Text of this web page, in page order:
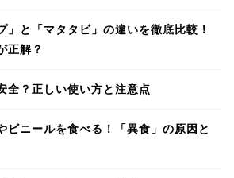
」と「マタタビ」の違いを徹底比較！
正解？
全？正しい使い方と注意点
ビニールを食べる！「異食」の原因と